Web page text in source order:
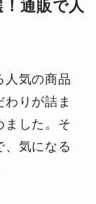
通販で人
人気の商品
りが詰ま
ました。そ
、気になる